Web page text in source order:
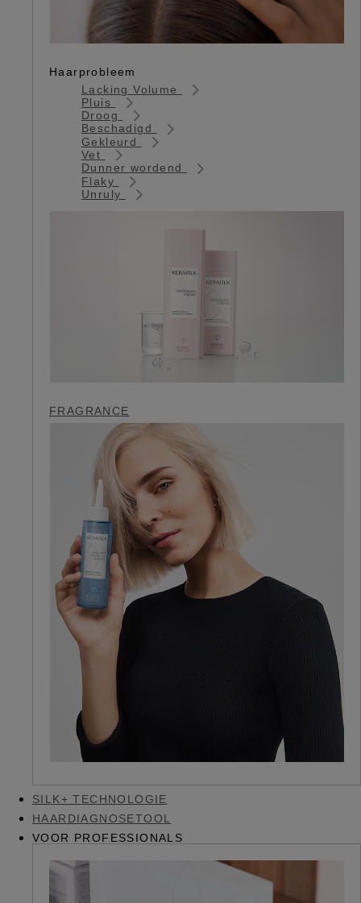
Haarprobleem
Lacking Volume
Pluis
Droog
Beschadigd
Gekleurd
Vet
Dunner wordend
Flaky
Unruly
FRAGRANCE
SILK+ TECHNOLOGIE
HAARDIAGNOSETOOL
VOOR PROFESSIONALS